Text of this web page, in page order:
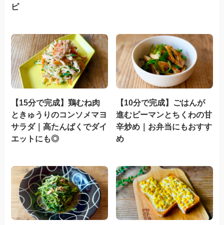
ピ
【15分で完成】鶏むね肉
ときゅうりのコンソメマヨ
サラダ｜高たんぱくでダイ
エットにも◎
【10分で完成】ごはんが
進むピーマンとちくわの甘
辛炒め｜お弁当にもおすす
め